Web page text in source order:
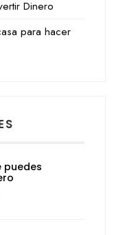
Dinero
para hacer
puedes